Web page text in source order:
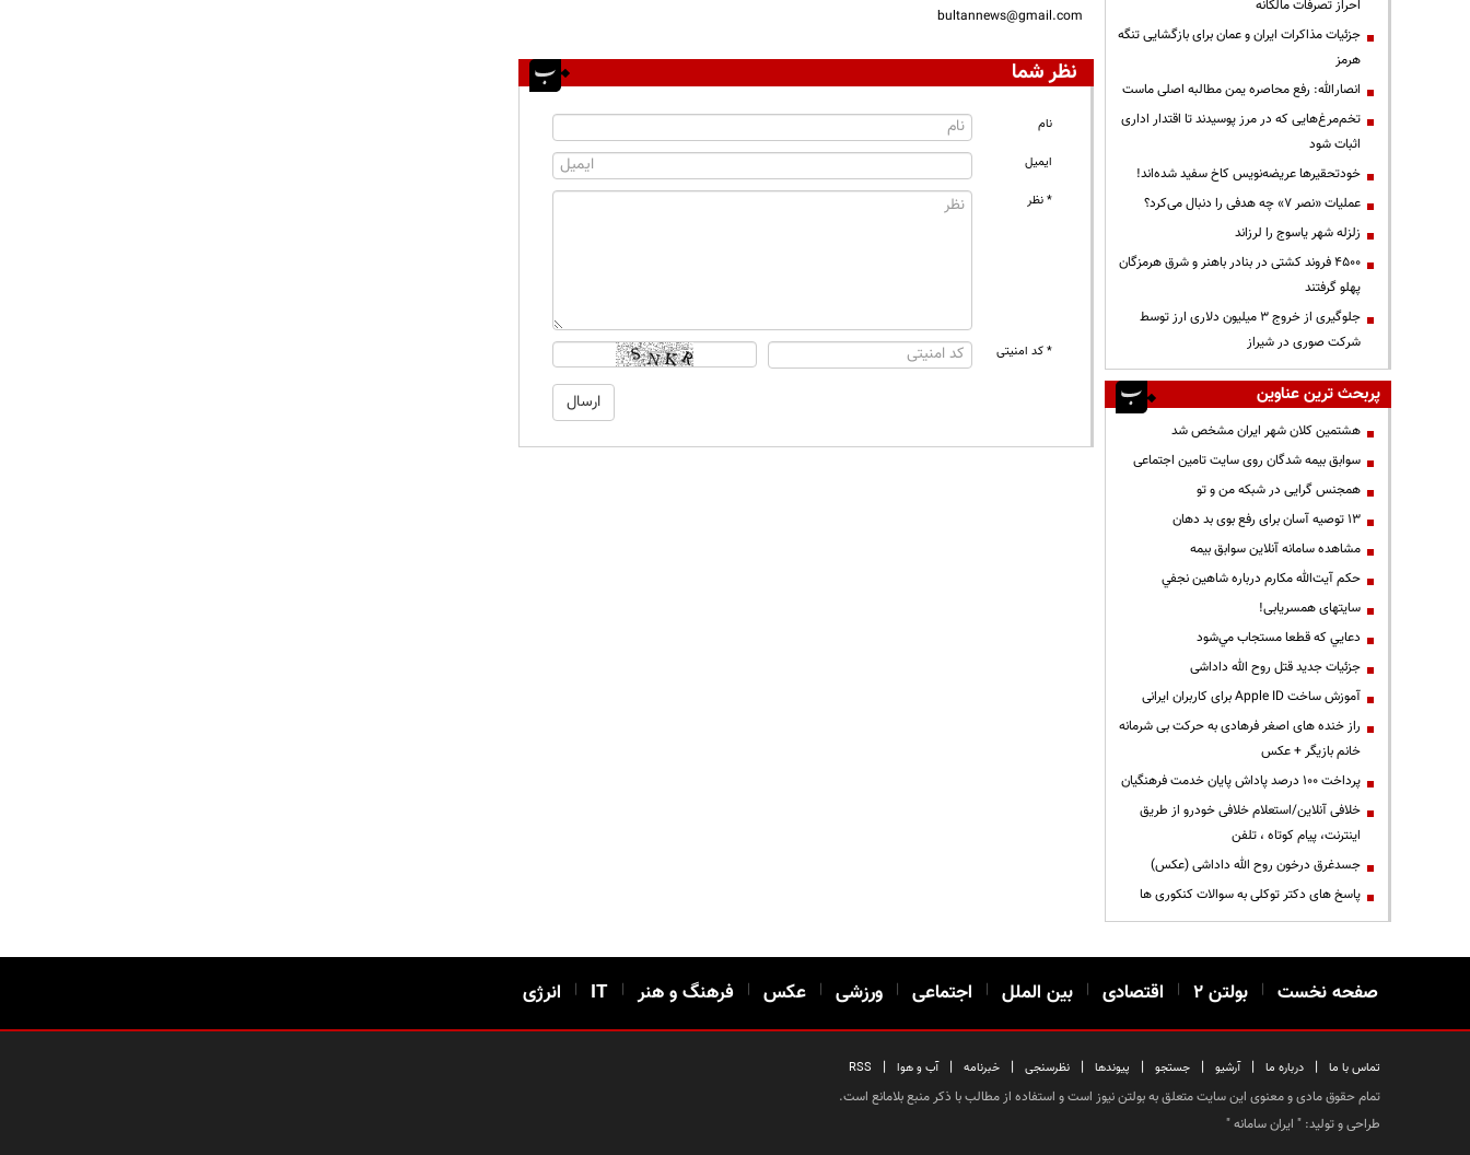
bultannews@gmail.com
نظر شما
نام
ایمیل
* نظر
* کد امنیتی
احراز تصرفات مالکانه
جزئیات مذاکرات ایران و عمان برای بازگشایی تنگه
هرمز
انصارالله: رفع محاصره یمن مطالبه اصلی ماست
تخم‌مرغ‌هایی که در مرز پوسیدند تا اقتدار اداری
اثبات شود
خودتحقیرها عریضه‌نویس کاخ سفید شده‌اند!
عملیات «نصر ۷» چه هدفی را دنبال می‌کرد؟
زلزله شهر یاسوج را لرزاند
۴۵۰۰ فروند کشتی در بنادر باهنر و شرق هرمزگان
پهلو گرفتند
جلوگیری از خروج ۳ میلیون دلاری ارز توسط
شرکت صوری در شیراز
پربحث ترین عناوین
هشتمین کلان شهر ایران مشخص شد
سوابق بیمه شدگان روی سایت تامین اجتماعی
همجنس گرایی در شبکه من و تو
13 توصیه آسان برای رفع بوی بد دهان
مشاهده سامانه آنلاين سوابق بیمه
حكم آيت‌الله مكارم درباره شاهين نجفي
سایتهای همسریابی!
دعايي كه قطعا مستجاب مي‌شود
جزئیات جدید قتل روح الله داداشی
آموزش ساخت Apple ID برای کاربران ایرانی
راز خنده های اصغر فرهادی به حرکت بی شرمانه
خانم بازیگر + عکس
پرداخت ۱۰۰ درصد پاداش پایان خدمت فرهنگیان
خلافی آنلاین/استعلام خلافی خودرو از طریق
اینترنت، پیام کوتاه ، تلفن
جسدغرق درخون روح الله داداشی (عکس)
پاسخ های دکتر توکلی به سوالات کنکوری ها
صفحه نخست | بولتن ۲ | اقتصادی | بین الملل | اجتماعی | ورزشی | عکس | فرهنگ و هنر |
IT
| انرژی
تماس با ما | درباره ما | آرشیو | جستجو | پیوندها | نظرسنجی | خبرنامه | آب و هوا |
RSS
تمام حقوق مادی و معنوی این سایت متعلق به بولتن نیوز است و استفاده از مطالب با ذکر منبع بلامانع است.
طراحی و تولید: " ایران سامانه"